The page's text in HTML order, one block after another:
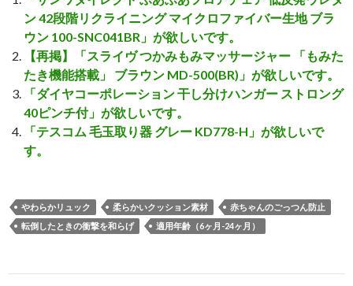
ン 42段階リクライニング マイクロファイバー生地 ブラ
ウン 100-SNC041BR」が欲しいです。
【再掲】「スライヴ つかみもみマッサージャー 「もみた
たき機能搭載」 ブラウン MD-500(BR)」が欲しいです。
「ダイヤコーポレーション 干し分けハンガー ストロング
40ピンチ付」が欲しいです。
「テスコム 毛玉取り器 グレー KD778-H」が欲しいで
す。
やわらかリュック 柔らかいクッション素材
赤ちゃんのごっつん防止
転倒したときの衝撃を和らげ
適用年齢（6ヶ月-24ヶ月）